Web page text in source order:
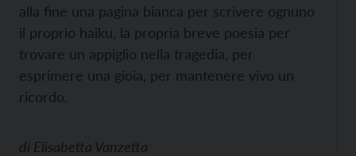
alla fine una pagina bianca per scrivere ognuno
il proprio haiku, la propria breve poesia per
trovare un appiglio nella tragedia, per
esprimere una gioia, per mantenere vivo un
ricordo.
di Elisabetta Vanzetta